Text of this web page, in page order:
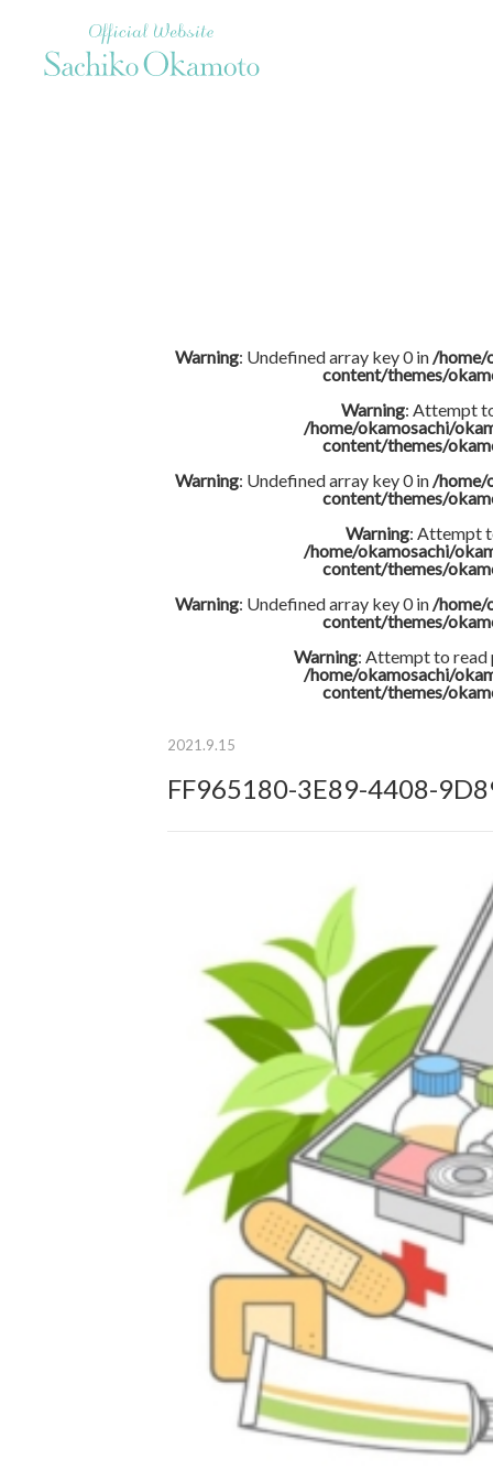
Warning: Undefined array key 0 in/home/
content/themes/
Warning: Attempt
/home/okamosachi/
content/themes/
Warning: Undefined array key 0 in/home/
content/themes/
Warning: Attempt
/home/okamosachi/
content/themes/
Warning: Undefined array key 0 in/home/
content/themes/
Warning: Attempt to read
/home/okamosachi/
content/themes/
2021.9.15
FF965180-3E89-4408-